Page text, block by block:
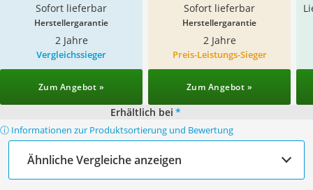
Sofort lieferbar Sofort lieferbar
Herstellergarantie
2 Jahre
Herstellergarantie
2 Jahre
Vergleichssieger
Zum Angebot »
Preis-Leistungs-Sieger
Zum Angebot »
Erhältlich bei *
ⓘ Informationen zur Produktsortierung und Bewertung
Ähnliche Vergleiche anzeigen